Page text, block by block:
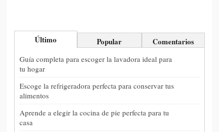
Último Popular Comentarios
Guía completa para escoger la lavadora ideal para
tu hogar
Escoge la refrigeradora perfecta para conservar tus
alimentos
Aprende a elegir la cocina de pie perfecta para tu
casa